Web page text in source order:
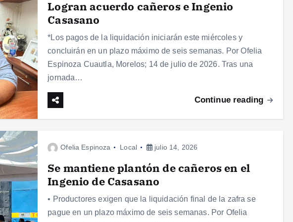
Logran acuerdo cañeros e Ingenio
Casasano
*Los pagos de la liquidación iniciarán este miércoles y
concluirán en un plazo máximo de seis semanas. Por Ofelia
Espinoza Cuautla, Morelos; 14 de julio de 2026. Tras una
jornada…
Continue reading
Ofelia Espinoza Local julio 14, 2026
Se mantiene plantón de cañeros en el
Ingenio de Casasano
• Productores exigen que la liquidación final de la zafra se
pague en un plazo máximo de seis semanas. Por Ofelia